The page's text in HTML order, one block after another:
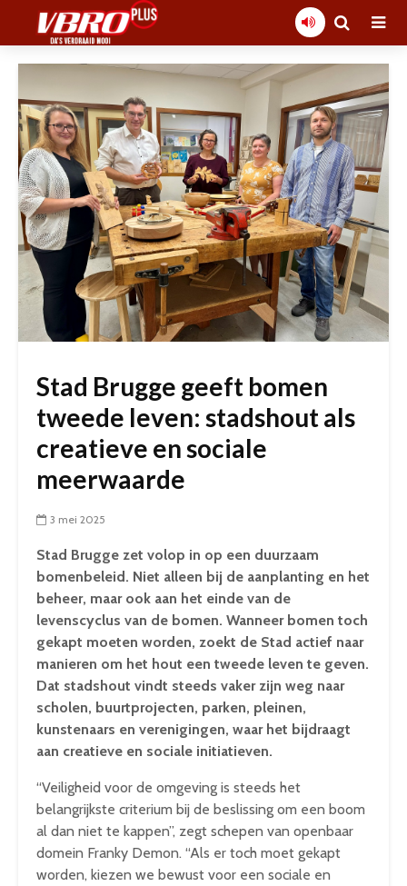
Stad Brugge geeft bomen
tweede leven: stadshout als
creatieve en sociale
meerwaarde
3 mei 2025
Stad Brugge zet volop in op een duurzaam
bomenbeleid. Niet alleen bij de aanplanting en het
beheer, maar ook aan het einde van de
levenscyclus van de bomen. Wanneer bomen toch
gekapt moeten worden, zoekt de Stad actief naar
manieren om het hout een tweede leven te geven.
Dat stadshout vindt steeds vaker zijn weg naar
scholen, buurtprojecten, parken, pleinen,
kunstenaars en verenigingen, waar het bijdraagt
aan creatieve en sociale initiatieven.
“Veiligheid voor de omgeving is steeds het
belangrijkste criterium bij de beslissing om een boom
al dan niet te kappen”, zegt schepen van openbaar
domein Franky Demon. “Als er toch moet gekapt
worden, kiezen we bewust voor een sociale en